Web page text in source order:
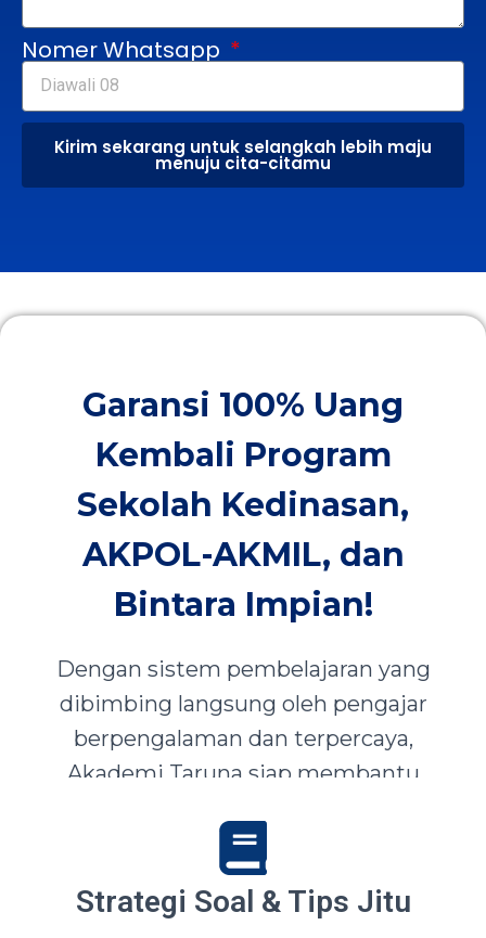
Nomer Whatsapp
Kirim sekarang untuk selangkah lebih maju
menuju cita-citamu
Garansi 100% Uang
Kembali Program
Sekolah Kedinasan,
AKPOL-AKMIL, dan
Bintara Impian!
Dengan sistem pembelajaran yang
dibimbing langsung oleh pengajar
berpengalaman dan terpercaya,
Akademi Taruna siap membantu
mewujudkan impian menjadi Taruna,
Abdi Negara, serta prajurit terbaik
bangsa.
Strategi Soal & Tips Jitu